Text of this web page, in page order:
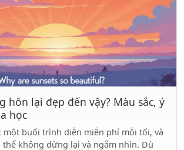
hôn lại đẹp đến vậy? Màu sắc, ý
học
một buổi trình diễn miễn phí mỗi tối, và
không dừng lại và ngắm nhìn. Dù